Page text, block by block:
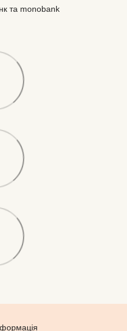
та monobank